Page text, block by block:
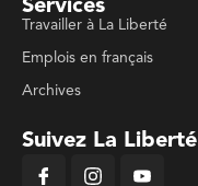
Services
Travailler à La Liberté
Emplois en français
Archives
Suivez La Liberté